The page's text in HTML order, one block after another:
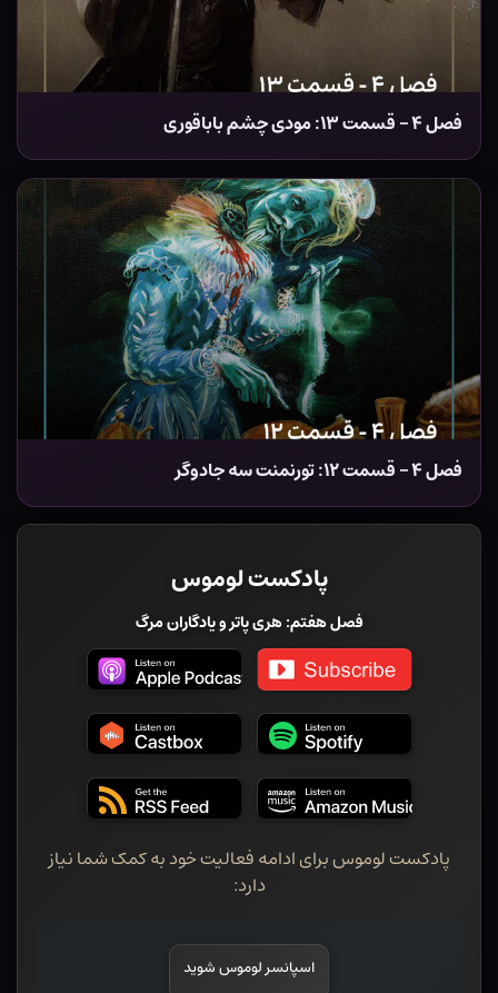
فصل ۴ – قسمت ۱۳: مودی چشم باباقوری
فصل ۴ – قسمت ۱۲: تورنمنت سه جادوگر
پادکست لوموس
فصل هفتم: هری پاتر و یادگاران مرگ
پادکست لوموس برای ادامه فعالیت خود به کمک شما نیاز
دارد:
اسپانسر لوموس شوید